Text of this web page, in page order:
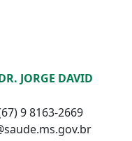
JORGE DAVID
9 8163-2669